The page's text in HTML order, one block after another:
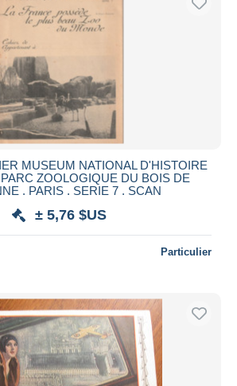
MUSEUM NATIONAL D'HISTOIRE
ZOOLOGIQUE DU BOIS DE
. PARIS . SERIE 7 . SCAN
± 5,76 $US
Particulier